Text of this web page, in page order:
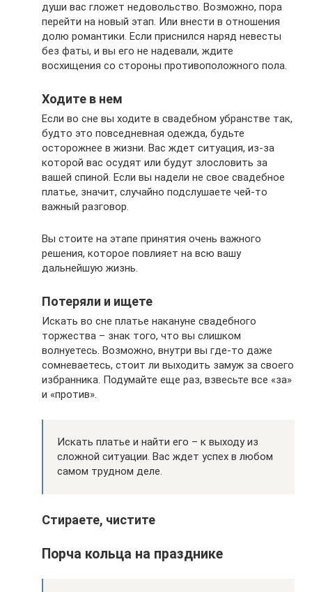
души вас гложет недовольство. Возможно, пора
перейти на новый этап. Или внести в отношения
долю романтики. Если приснился наряд невесты
без фаты, и вы его не надевали, ждите
восхищения со стороны противоположного пола.
Ходите в нем
Если во сне вы ходите в свадебном убранстве так,
будто это повседневная одежда, будьте
осторожнее в жизни. Вас ждет ситуация, из-за
которой вас осудят или будут злословить за
вашей спиной. Если вы надели не свое свадебное
платье, значит, случайно подслушаете чей-то
важный разговор.
Вы стоите на этапе принятия очень важного
решения, которое повлияет на всю вашу
дальнейшую жизнь.
Потеряли и ищете
Искать во сне платье накануне свадебного
торжества – знак того, что вы слишком
волнуетесь. Возможно, внутри вы где-то даже
сомневаетесь, стоит ли выходить замуж за своего
избранника. Подумайте еще раз, взвесьте все «за»
и «против».
Искать платье и найти его – к выходу из
сложной ситуации. Вас ждет успех в любом
самом трудном деле.
Стираете, чистите
Порча кольца на празднике